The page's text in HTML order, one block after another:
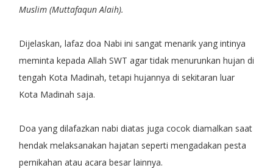
Muslim (Muttafaqun Alaih).
Dijelaskan, lafaz doa Nabi ini sangat menarik yang intinya
meminta kepada Allah SWT agar tidak menurunkan hujan di
tengah Kota Madinah, tetapi hujannya di sekitaran luar
Kota Madinah saja.
Doa yang dilafazkan nabi diatas juga cocok diamalkan saat
hendak melaksanakan hajatan seperti mengadakan pesta
pernikahan atau acara besar lainnya.